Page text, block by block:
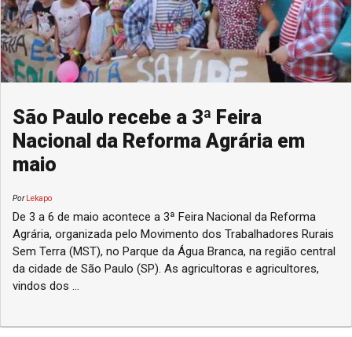
São Paulo recebe a 3ª Feira
Nacional da Reforma Agrária em
maio
PorLekapo
De 3 a 6 de maio acontece a 3ª Feira Nacional da Reforma
Agrária, organizada pelo Movimento dos Trabalhadores Rurais
Sem Terra (MST), no Parque da Água Branca, na região central
da cidade de São Paulo (SP). As agricultoras e agricultores,
vindos dos ...